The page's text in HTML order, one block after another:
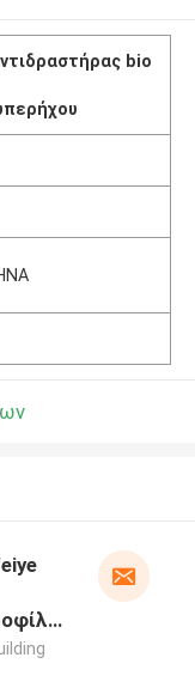
bio